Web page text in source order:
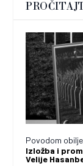
Povodom
Izložba i
Velije